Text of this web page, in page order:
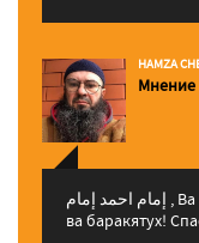
HAMZA
Мнение
إمام احمد إمام , Ва алейкум ассалам ва рахматуЛлахи
ва баракятух!